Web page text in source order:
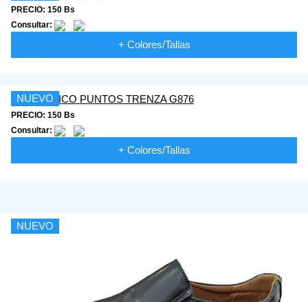
PRECIO: 150 Bs
Consultar:
+ Colores/Tallas
NUEVO
PRECIO: 150 Bs
Consultar:
+ Colores/Tallas
NUEVO